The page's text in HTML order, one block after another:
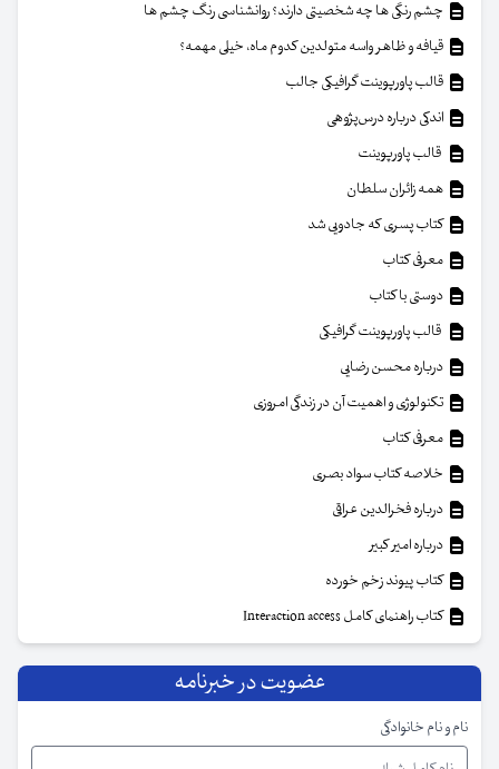
چشم رنگی ها چه شخصیتی دارند؟ روانشناسی رنگ چشم ها
قیافه و ظاهر واسه متولدین کدوم ماه، خیلی مهمه؟
قالب پاورپوینت گرافیکی جالب
اندکی درباره درس‌پژوهی
قالب پاورپوینت
همه زائران سلطان
کتاب پسری که جادویی شد
معرفی کتاب
دوستی با کتاب
قالب پاورپوینت گرافیکی
درباره محسن رضایی
تکنولوژی و اهمیت آن در زندگی امروزی
معرفی کتاب
خلاصه کتاب سواد بصری
درباره فخرالدین عراقی
درباره امیر کبیر
کتاب پیوند زخم خورده
کتاب راهنمای کامل Interaction access
عضویت در خبرنامه
نام و نام خانوادگی